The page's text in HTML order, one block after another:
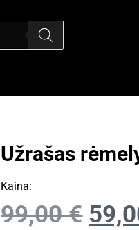
Užrašas
Kaina:
99,00€